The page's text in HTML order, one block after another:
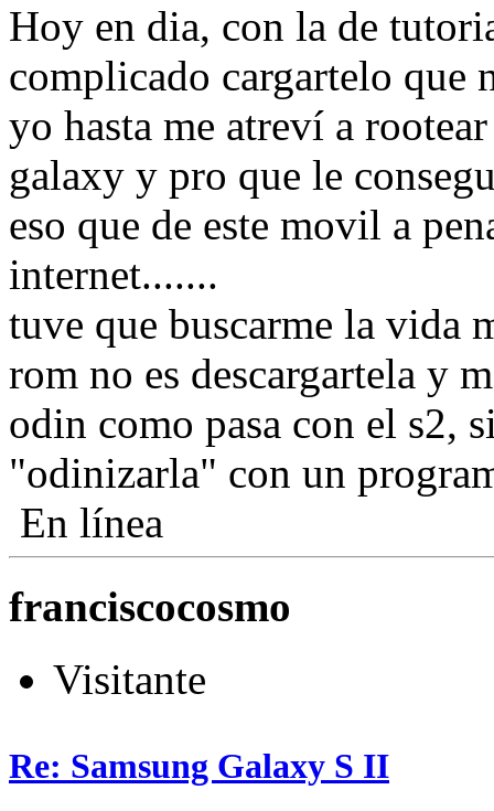
Hoy en dia, con la de
complicado cargartelo que
yo hasta me atreví a
galaxy y pro que le
eso que de este movil a
internet.......
tuve que buscarme la vida
rom no es descargartela y
odin como pasa con el s2,
"odinizarla" con un
En línea
franciscocosmo
Visitante
Re: Samsung Galaxy S II